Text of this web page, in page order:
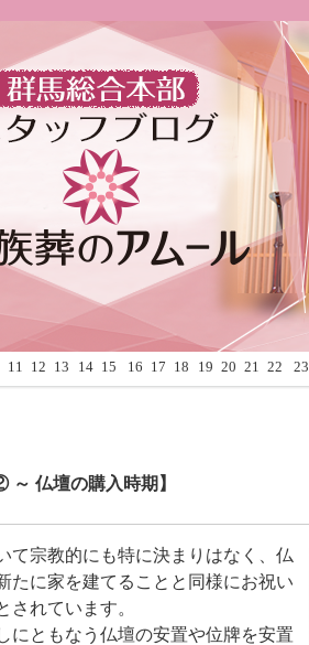
11 12 13 14 15 16 17 18 19 20 21 22 23
～ 仏壇の購入時期】
て宗教的にも特に決まりはなく、仏
たに家を建てることと同様にお祝い
されています。
にともなう仏壇の安置や位牌を安置